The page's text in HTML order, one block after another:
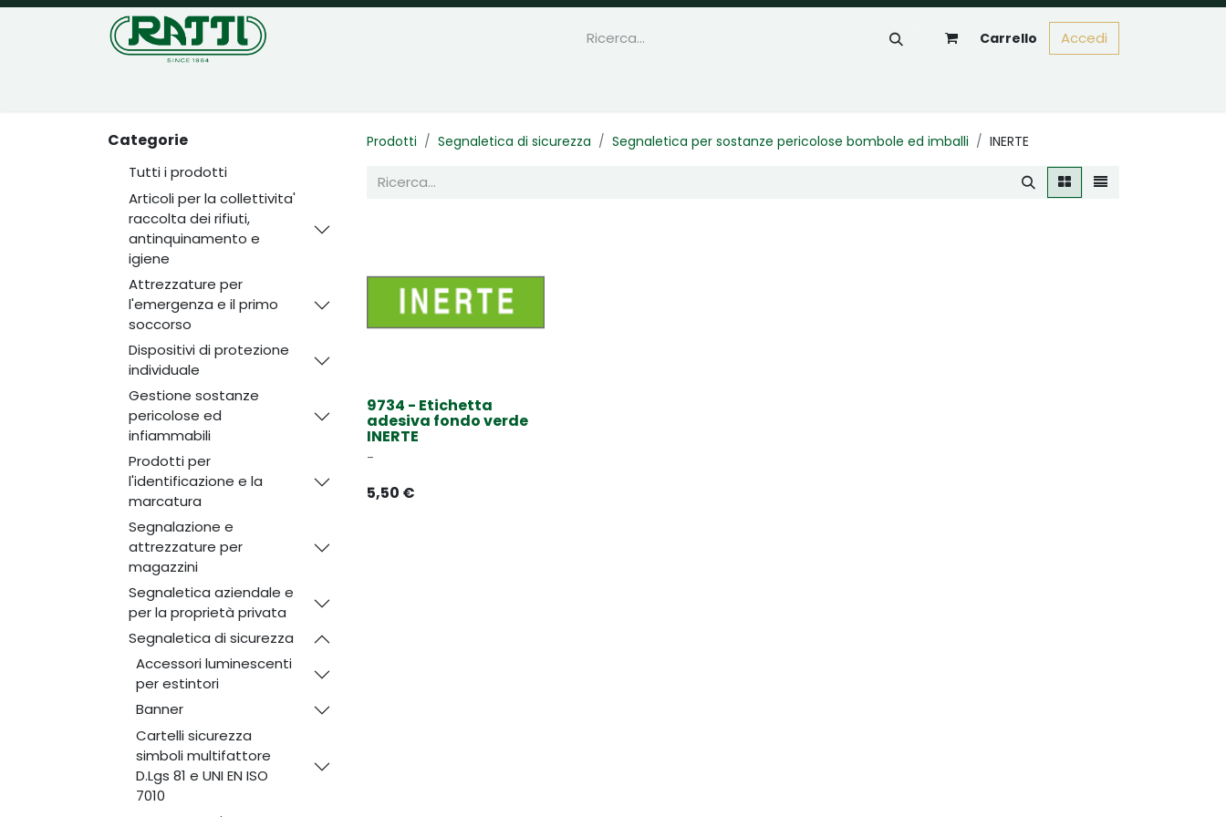
Carrello Accedi
Categorie
Tutti i prodotti
Articoli per la collettivita'
raccolta dei rifiuti,
antinquinamento e
igiene
Attrezzature per
l'emergenza e il primo
soccorso
Dispositivi di protezione
individuale
Gestione sostanze
pericolose ed
infiammabili
Prodotti per
l'identificazione e la
marcatura
Segnalazione e
attrezzature per
magazzini
Segnaletica aziendale e
per la proprietà privata
Segnaletica di sicurezza
Accessori luminescenti
per estintori
Banner
Cartelli sicurezza
simboli multifattore
D.Lgs 81 e UNI EN ISO
7010
Prodotti Segnaletica di sicurezza Segnaletica per sostanze pericolose bombole ed imballi INERTE
9734 - Etichetta
adesiva fondo verde
INERTE
-
5,50 €